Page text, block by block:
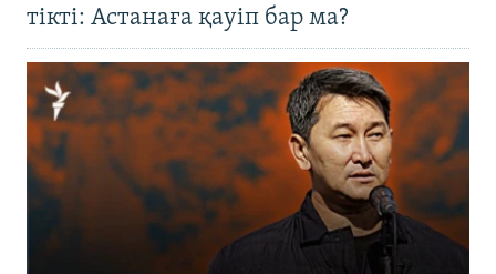
тікті: Астанаға қауіп бар ма?